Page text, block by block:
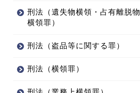
刑法（遺失物横領・占有離脱物
横領罪）
刑法（盗品等に関する罪）
刑法（横領罪）